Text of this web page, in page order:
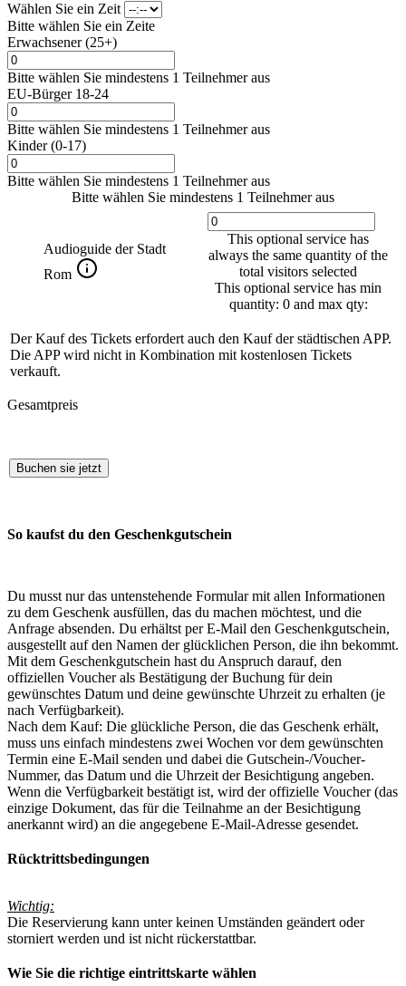
Wählen Sie ein Zeit
Bitte wählen Sie ein Zeite
Erwachsener (25+)
Bitte wählen Sie mindestens 1 Teilnehmer aus
EU-Bürger 18-24
Bitte wählen Sie mindestens 1 Teilnehmer aus
Kinder (0-17)
Bitte wählen Sie mindestens 1 Teilnehmer aus
Bitte wählen Sie mindestens 1 Teilnehmer aus
Audioguide der Stadt
Rom
This optional service has
always the same quantity of the
total visitors selected
This optional service has min
quantity: 0 and max qty:
Der Kauf des Tickets erfordert auch den Kauf der städtischen APP.
Die APP wird nicht in Kombination mit kostenlosen Tickets
verkauft.
Gesamtpreis
Buchen sie jetzt
So kaufst du den Geschenkgutschein
Du musst nur das untenstehende Formular mit allen Informationen
zu dem Geschenk ausfüllen, das du machen möchtest, und die
Anfrage absenden. Du erhältst per E-Mail den Geschenkgutschein,
ausgestellt auf den Namen der glücklichen Person, die ihn bekommt.
Mit dem Geschenkgutschein hast du Anspruch darauf, den
offiziellen Voucher als Bestätigung der Buchung für dein
gewünschtes Datum und deine gewünschte Uhrzeit zu erhalten (je
nach Verfügbarkeit).
Nach dem Kauf: Die glückliche Person, die das Geschenk erhält,
muss uns einfach mindestens zwei Wochen vor dem gewünschten
Termin eine E-Mail senden und dabei die Gutschein-/Voucher-
Nummer, das Datum und die Uhrzeit der Besichtigung angeben.
Wenn die Verfügbarkeit bestätigt ist, wird der offizielle Voucher (das
einzige Dokument, das für die Teilnahme an der Besichtigung
anerkannt wird) an die angegebene E-Mail-Adresse gesendet.
Rücktrittsbedingungen
Wichtig:
Die Reservierung kann unter keinen Umständen geändert oder
storniert werden und ist nicht rückerstattbar.
Wie Sie die richtige eintrittskarte wählen